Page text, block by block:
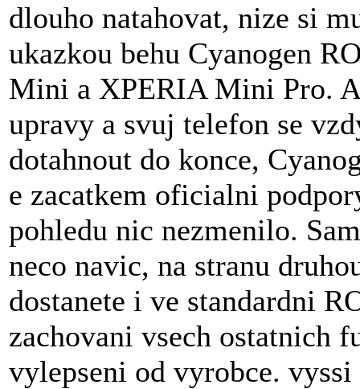
dlouho natahovat, nize si
ukazkou behu Cyanogen
Mini a XPERIA Mini Pro.
upravy a svuj telefon se
dotahnout do konce,
e zacatkem oficialni
pohledu nic nezmenilo.
neco navic, na stranu
dostanete i ve standardni
zachovani vsech ostatnich
vylepseni od vyrobce.